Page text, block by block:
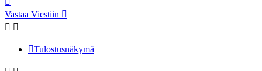
Vastaa Viestiin
Tulostusnäkymä